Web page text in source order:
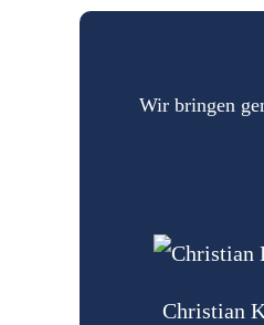
Wir bringen
Christian